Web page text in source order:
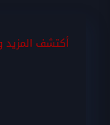
أكتشف المزيد